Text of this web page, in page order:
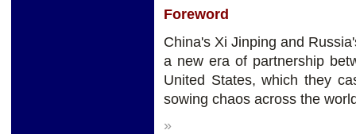
Foreword
China's Xi Jinping and
a new era of partnership
United States, which they
sowing chaos across the
»